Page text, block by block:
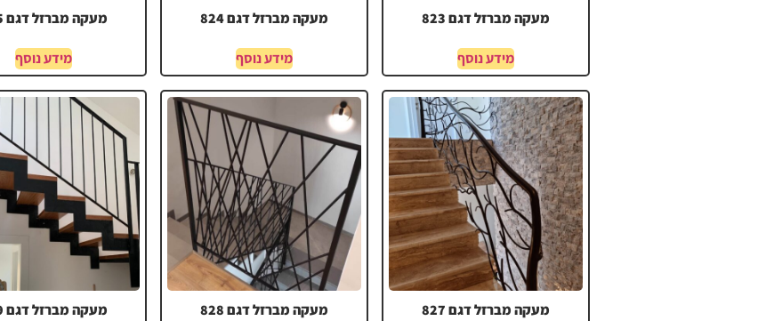
מעקה מברזל דגם 823
מידע נוסף
מעקה מברזל דגם 824
מידע נוסף
מעקה מברזל דגם 825
מידע נוסף
מעקה מברזל דגם 827 מעקה מברזל דגם 828 מעקה מברזל דגם 829